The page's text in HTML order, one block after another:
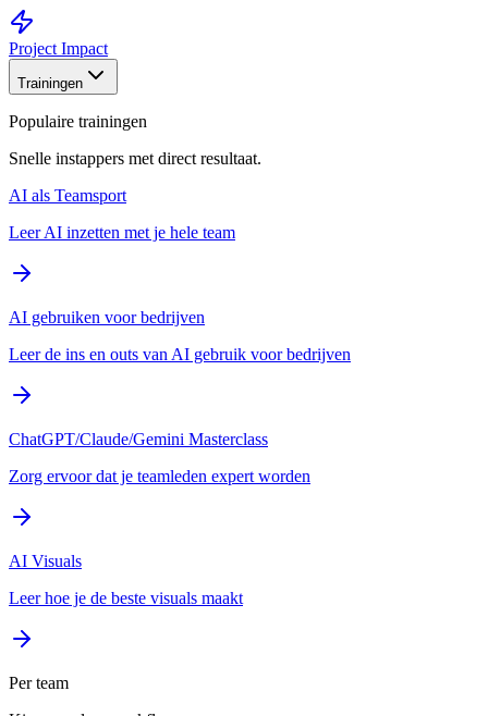
Project Impact
Trainingen
Populaire trainingen
Snelle instappers met direct resultaat.
AI als Teamsport
Leer AI inzetten met je hele team
AI gebruiken voor bedrijven
Leer de ins en outs van AI gebruik voor bedrijven
ChatGPT/Claude/Gemini Masterclass
Zorg ervoor dat je teamleden expert worden
AI Visuals
Leer hoe je de beste visuals maakt
Per team